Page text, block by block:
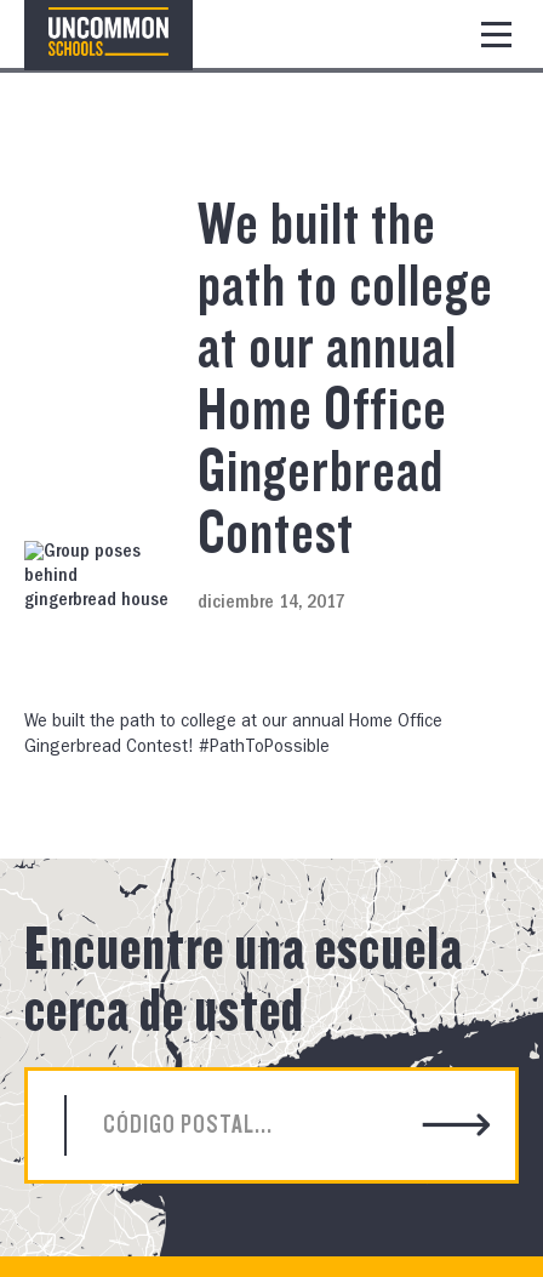
We built the
path to college
at our annual
Home Office
Gingerbread
Contest
diciembre 14, 2017
We built the path to college at our annual Home Office
Gingerbread Contest! #PathToPossible
Encuentre una escuela
cerca de usted